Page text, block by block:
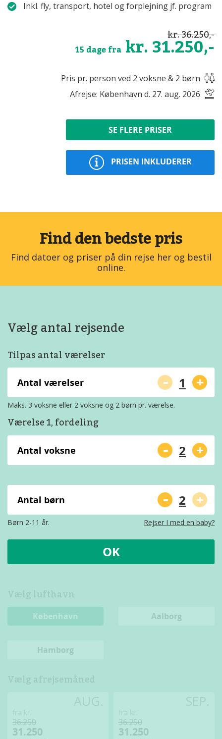
Inkl. fly, transport, hotel og forplejning jf. program
kr. 36.250,-
15 dage fra kr. 31.250,-
Pris pr. person ved 2 voksne & 2 børn
Afrejse: København d. 27. aug. 2026
SE FLERE PRISER
PRISEN INKLUDERER
Find den bedste pris
Find datoer og priser på din rejse her og bestil
online.
Vælg antal rejsende
Tilpas antal værelser
Antal værelser - +
Maks. 3 voksne eller 2 voksne og 2 børn pr. værelse.
Værelse 1, fordeling
Antal voksne - +
Antal børn - +
Børn 2-11 år. Rejser I med en baby?
OK
Vælg lufthavn
København Aalborg
Hamborg
Vælg afrejsemåned
36.250
31.250
36.250
31.250